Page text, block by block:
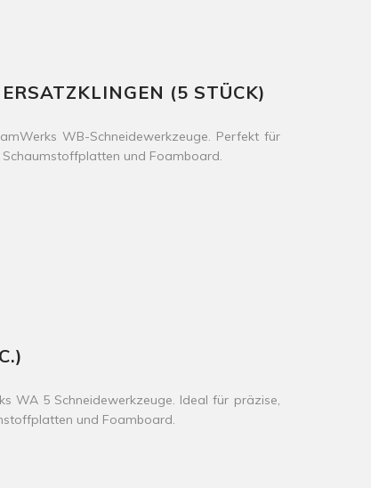
(5 STÜCK)
WB-Schneidewerkzeuge. Perfekt für
und Foamboard.
WA 5 Schneidewerkzeuge. Ideal für präzise,
und Foamboard.